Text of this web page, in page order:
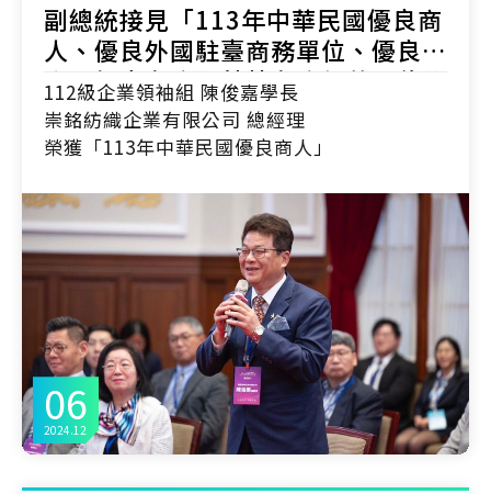
06
2024.12
副總統接見「113年中華民國優良商
人、優良外國駐臺商務單位、優良外
商、優良老店暨菁英老店得獎單位代
表」
112級企業領袖組 陳俊嘉學長
崇銘紡織企業有限公司 總經理
榮獲「113年中華民國優良商人」